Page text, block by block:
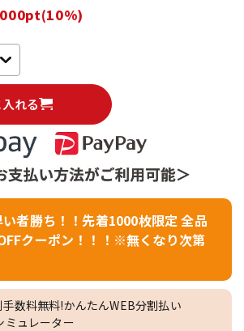
れる
者勝ち！！先着1000枚限定 全品
クーポン！！！※無くなり次第
数料無料!かんたんWEB分割払い
ミュレーター